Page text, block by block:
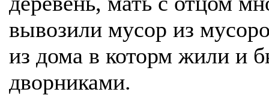
вывозили мусор из
из дома в которм жили и
дворниками.